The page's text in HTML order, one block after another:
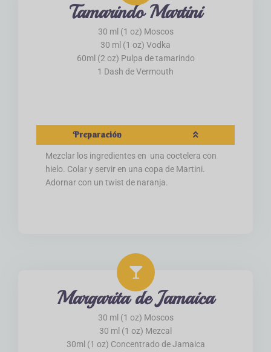
Tamarindo Martini
30 ml (1 oz) Moscos
30 ml (1 oz) Vodka
60ml (2 oz) Pulpa de tamarindo
1 Dash de Vermouth
Preparación
Mezclar los ingredientes en una coctelera con
hielo. Colar y servir en una copa de Martini.
Adornar con un twist de naranja.
Margarita de Jamaica
30 ml (1 oz) Moscos
30 ml (1 oz) Mezcal
30ml (1 oz) Concentrado de Jamaica